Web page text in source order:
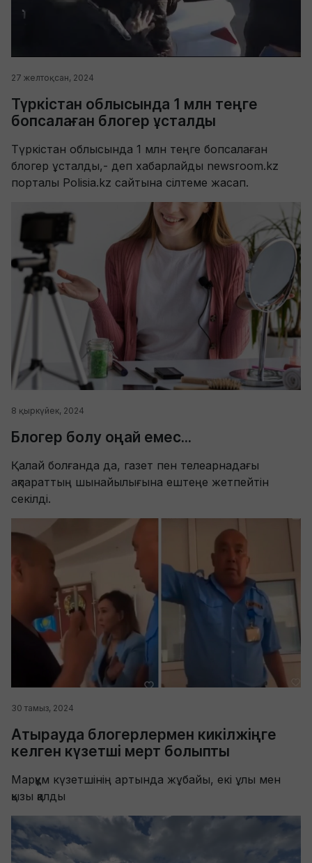
27 желтоқсан, 2024
Түркістан облысында 1 млн теңге
бопсалаған блогер ұсталды
Түркістан облысында 1 млн теңге бопсалаған
блогер ұсталды,- деп хабарлайды newsroom.kz
порталы Polisia.kz сайтына сілтеме жасап.
8 қыркүйек, 2024
Блогер болу оңай емес...
Қалай болғанда да, газет пен телеарнадағы
ақпараттың шынайылығына ештеңе жетпейтін
секілді.
30 тамыз, 2024
Атырауда блогерлермен кикілжіңге
келген күзетші мерт болыпты
Марқұм күзетшінің артында жұбайы, екі ұлы мен
қызы қалды